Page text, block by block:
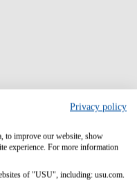
Überwachung und
Management. Lernen
Compliance zu verwalten
Privacy policy
to improve our website, show
experience. For more information
of "USU", including: usu.com.